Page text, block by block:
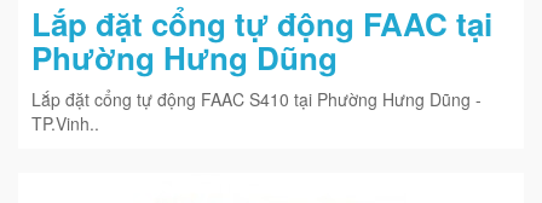
Lắp đặt cổng tự động FAAC tại
Phường Hưng Dũng
Lắp đặt cổng tự động FAAC S410 tại Phường Hưng Dũng -
TP.Vinh..